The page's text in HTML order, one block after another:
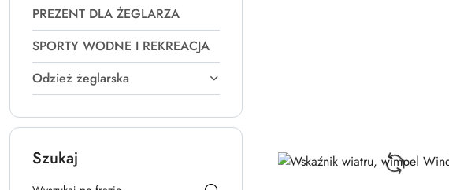
PREZENT DLA ŻEGLARZA
SPORTY WODNE I REKREACJA
Odzież żeglarska
Szukaj